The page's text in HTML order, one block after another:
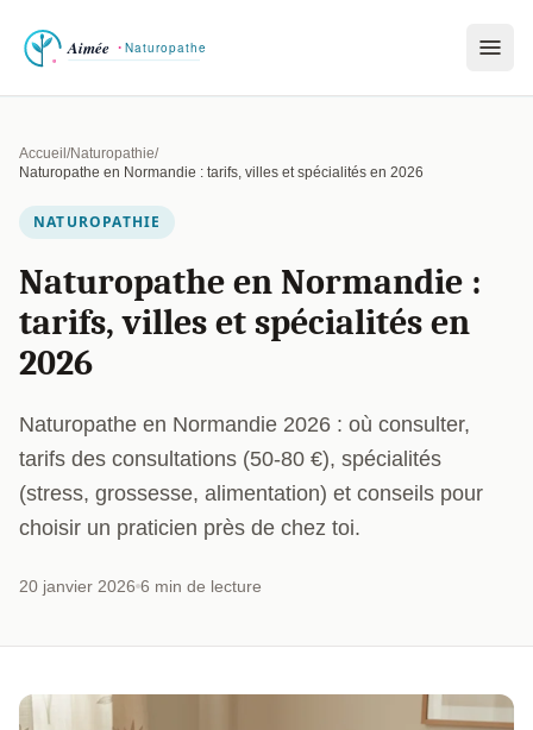
Accueil /Naturopathie/
Naturopathe en Normandie : tarifs, villes et spécialités en 2026
NATUROPATHIE
Naturopathe en Normandie :
tarifs, villes et spécialités en
2026
Naturopathe en Normandie 2026 : où consulter,
tarifs des consultations (50-80 €), spécialités
(stress, grossesse, alimentation) et conseils pour
choisir un praticien près de chez toi.
20 janvier 2026 6 min de lecture